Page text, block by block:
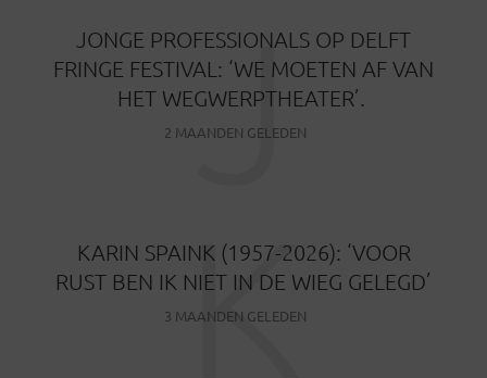
JONGE PROFESSIONALS OP DELFT
FRINGE FESTIVAL: ‘WE MOETEN AF VAN
HET WEGWERPTHEATER’.
2 MAANDEN GELEDEN
J
KARIN SPAINK (1957-2026): ‘VOOR
RUST BEN IK NIET IN DE WIEG GELEGD’
3 MAANDEN GELEDEN
K